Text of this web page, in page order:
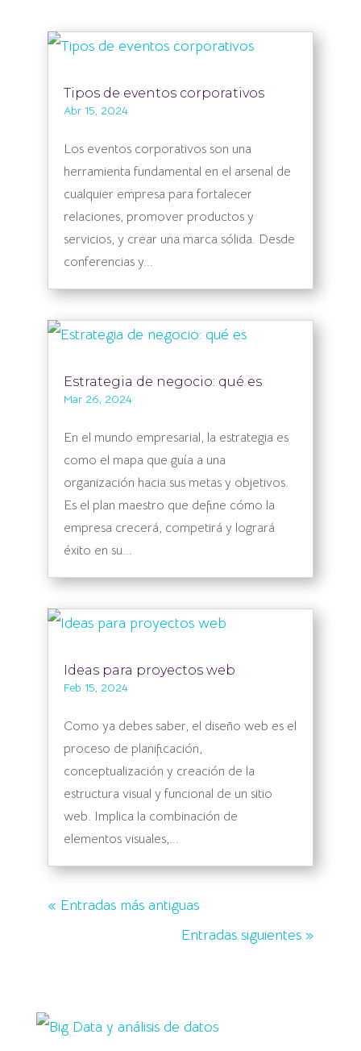
Tipos de eventos corporativos
Abr 15, 2024
Los eventos corporativos son una
herramienta fundamental en el arsenal de
cualquier empresa para fortalecer
relaciones, promover productos y
servicios, y crear una marca sólida. Desde
conferencias y...
Estrategia de negocio: qué es
Mar 26, 2024
En el mundo empresarial, la estrategia es
como el mapa que guía a una
organización hacia sus metas y objetivos.
Es el plan maestro que define cómo la
empresa crecerá, competirá y logrará
éxito en su...
Ideas para proyectos web
Feb 15, 2024
Como ya debes saber, el diseño web es el
proceso de planificación,
conceptualización y creación de la
estructura visual y funcional de un sitio
web. Implica la combinación de
elementos visuales,...
« Entradas más antiguas
Entradas siguientes »